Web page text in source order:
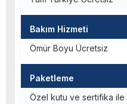
Bakım Hizmeti
Ömür Boyu Ücretsiz
Paketleme
Özel kutu ve sertifika ile